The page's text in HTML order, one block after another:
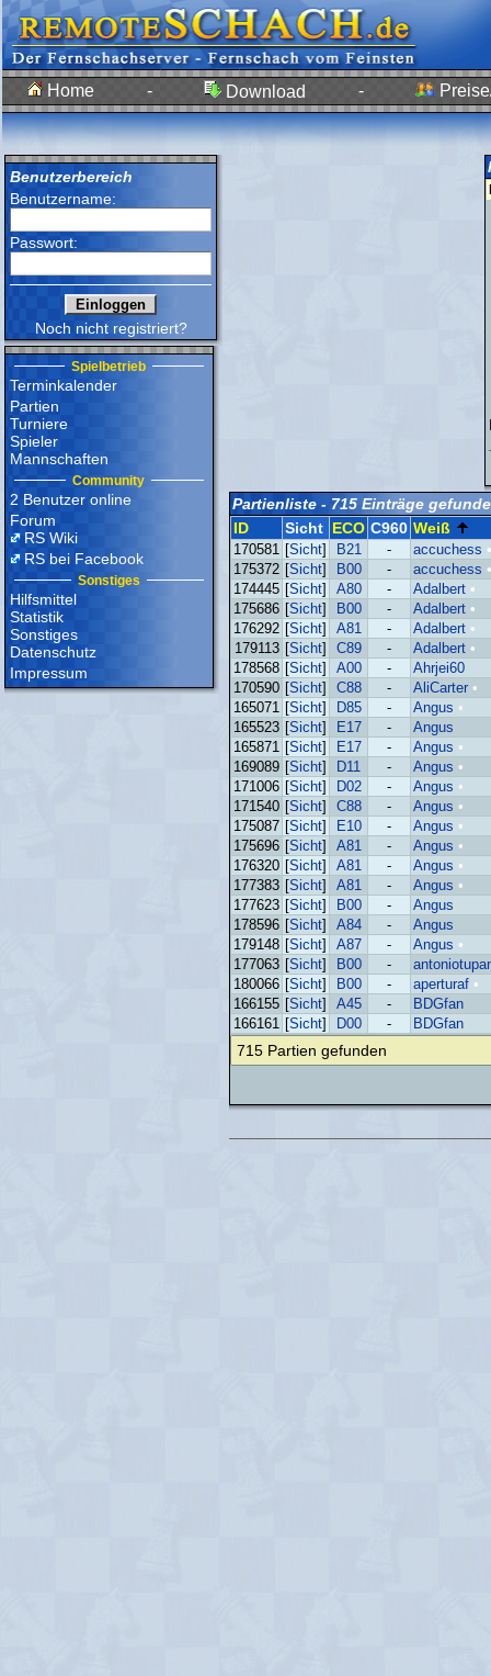
Home - Download -
Benutzerbereich
Benutzername:
Passwort:
Noch nicht registriert?
Spielbetrieb
Terminkalender
Partien
Turniere
Spieler
Mannschaften
Community
2 Benutzer online
Forum
RS Wiki
RS bei Facebook
Sonstiges
Hilfsmittel
Statistik
Sonstiges
Datenschutz
Impressum
Partienliste - 715 Einträge
ID
Sicht ECO C960 Weiß
170581 [Sicht] B21 - accuchess •
175372 [Sicht] B00 - accuchess •
174445 [Sicht] A80 - Adalbert •
175686 [Sicht] B00 - Adalbert •
176292 [Sicht] A81 - Adalbert •
179113 [Sicht] C89 - Adalbert •
178568 [Sicht] A00 -
Ahrjei60
170590 [Sicht] C88 - AliCarter •
165071 [Sicht] D85 - Angus •
165523 [Sicht] E17 -
Angus
165871 [Sicht] E17 - Angus •
169089 [Sicht] D11 - Angus •
171006 [Sicht] D02 - Angus •
171540 [Sicht] C88 - Angus •
175087 [Sicht] E10 - Angus •
175696 [Sicht] A81 - Angus •
176320 [Sicht] A81 - Angus •
177383 [Sicht] A81 - Angus •
177623 [Sicht] B00 -
Angus
178596 [Sicht] A84 -
Angus
179148 [Sicht] A87 - Angus •
177063 [Sicht] B00 -
180066 [Sicht] B00 - aperturaf •
166155 [Sicht] A45 -
BDGfan
166161 [Sicht] D00 - BDGfan
715 Partien gefunden